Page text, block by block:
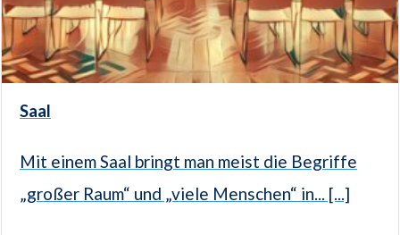
Saal
Mit einem Saal bringt man meist die Begriffe
„großer Raum“ und „viele Menschen“ in... [...]